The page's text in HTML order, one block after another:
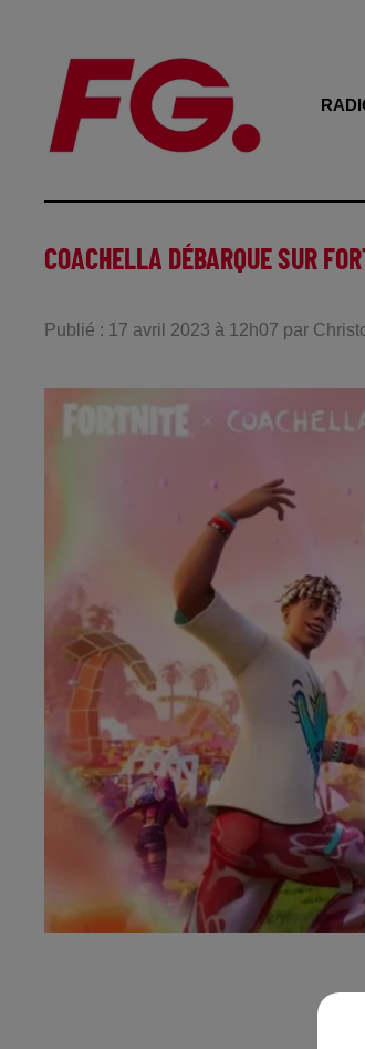
COACHELLA DÉBARQUE SUR
Publié : 17 avril 2023 à 12h07 par